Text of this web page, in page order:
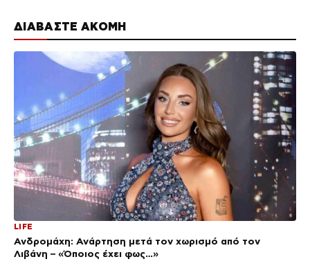
ΔΙΑΒΑΣΤΕ ΑΚΟΜΗ
LIFE
Ανδρομάχη: Ανάρτηση μετά τον χωρισμό από τον
Λιβάνη – «Όποιος έχει φως…»